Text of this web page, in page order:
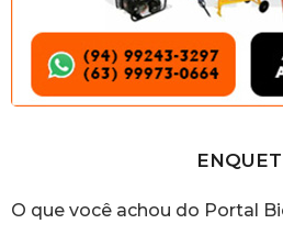
O que você achou do Portal